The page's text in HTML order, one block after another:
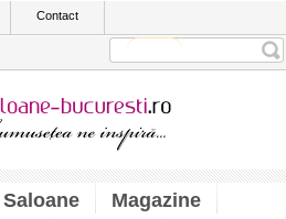
Contact
Saloane
Magazine